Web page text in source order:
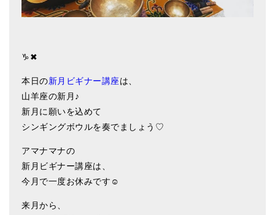
アマナマナのティンシャ
ベーシック・ティンシャ（4種）
ティンシャケース
チベット・真マントラ香
お香定期購入（ラクとくサブスク）
チベット高僧のオラクルカード
ベル＆ドルジェ
シンギングボウル入門本・CD
♑️✖︎
本日の新月ビギナー講座は、
山羊座の新月♪
新月に願いを込めて
シンギングボウルを奏でましょう♡
アマナマナの
新月ビギナー講座は、
今月で一度お休みです☺️
来月から、